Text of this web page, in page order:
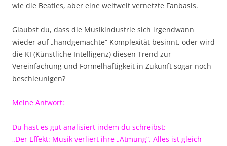
wie die Beatles, aber eine weltweit vernetzte Fanbasis.
Glaubst du, dass die Musikindustrie sich irgendwann
wieder auf „handgemachte“ Komplexität besinnt, oder wird
die KI (Künstliche Intelligenz) diesen Trend zur
Vereinfachung und Formelhaftigkeit in Zukunft sogar noch
beschleunigen?
Meine Antwort:
Du hast es gut analisiert indem du schreibst:
„Der Effekt: Musik verliert ihre „Atmung“. Alles ist gleich